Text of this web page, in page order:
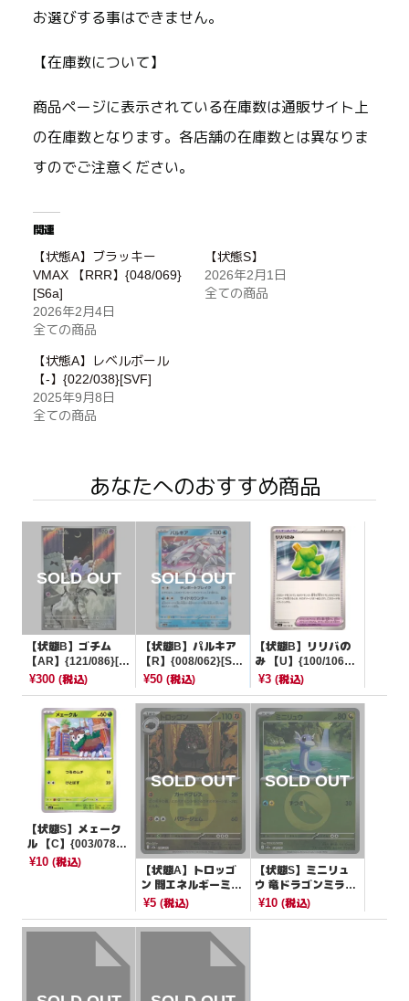
お選びする事はできません。
【在庫数について】
商品ページに表示されている在庫数は通販サイト上
の在庫数となります。各店舗の在庫数とは異なりま
すのでご注意ください。
関連
【状態A】ブラッキー
VMAX 【RRR】{048/069}
[S6a]
2026年2月4日
全ての商品
【状態S】
2026年2月1日
全ての商品
【状態A】レベルボール
【-】{022/038}[SVF]
2025年9月8日
全ての商品
あなたへのおすすめ商品
【状態B】ゴチム
【AR】{121/086}[S
V11W]
¥300 (税込)
【状態B】パルキア
【R】{008/062}[SV
3a]
¥50(税込)
【状態B】リリバの
み 【U】{100/106}
[SV8]
¥3 (税込)
【状態S】メェーク
ル 【C】{003/078}
[SV1S]
¥10 (税込)
【状態A】トロッゴ
ン 闘エネルギーミラ
ー【-】{096/193}[M
¥5(税込)
【状態S】ミニリュ
ウ 竜ドラゴンミラー
【-】{124/193}[M2
¥10 (税込)